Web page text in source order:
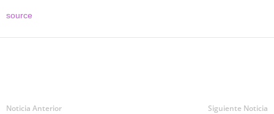
source
Noticia Anterior Siguiente Noticia